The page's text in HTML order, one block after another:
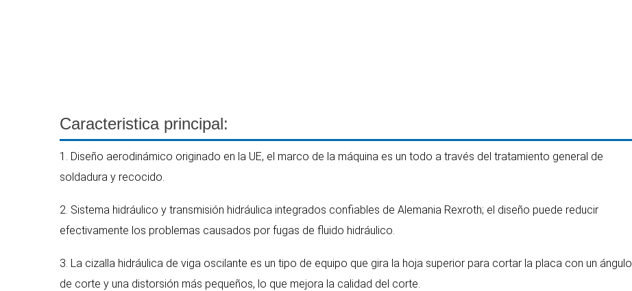
Caracteristica principal:
1. Diseño aerodinámico originado en la UE, el marco de la máquina es un todo a través del tratamiento general de
soldadura y recocido.
2. Sistema hidráulico y transmisión hidráulica integrados confiables de Alemania Rexroth; el diseño puede reducir
efectivamente los problemas causados por fugas de fluido hidráulico.
3. La cizalla hidráulica de viga oscilante es un tipo de equipo que gira la hoja superior para cortar la placa con un ángulo
de corte y una distorsión más pequeños, lo que mejora la calidad del corte.